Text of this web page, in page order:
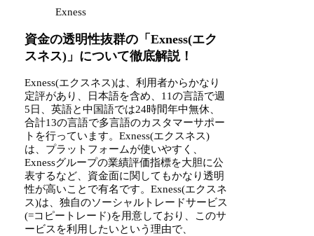
Exness
資金の透明性抜群の「Exness(エク
スネス)」について徹底解説！
Exness(エクスネス)は、利用者からかなり
定評があり、日本語を含め、11の言語で週
5日、英語と中国語では24時間年中無休、
合計13の言語で多言語のカスタマーサポー
トを行っています。Exness(エクスネス)
は、プラットフォームが使いやすく、
Exnessグループの業績評価指標を大胆に公
表するなど、資金面に関してもかなり透明
性が高いことで有名です。Exness(エクスネ
ス)は、独自のソーシャルトレードサービス
(=コピートレード)を用意しており、このサ
ービスを利用したいという理由で、